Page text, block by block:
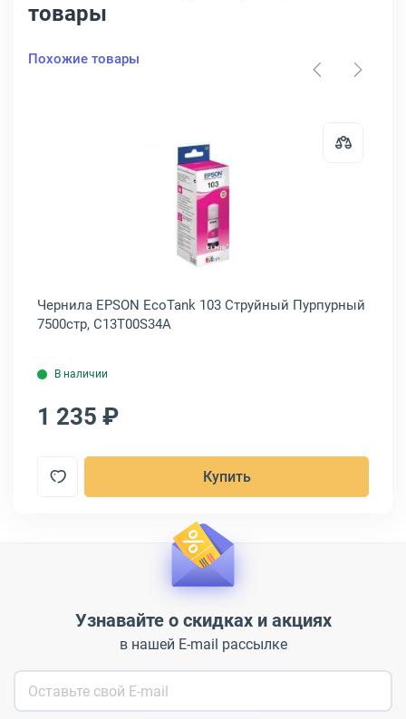
товары
Похожие товары
EcoTank 103 Струйный Голубой 7500стр, C13T00S24A
Открыть товар: Чернила EPSON
Чернила EPSON EcoTank 103 Струйный Пурпурный
7500стр, C13T00S34A
В наличии
1 235 ₽
Купить
Узнавайте о скидках и акциях
в нашей E-mail рассылке